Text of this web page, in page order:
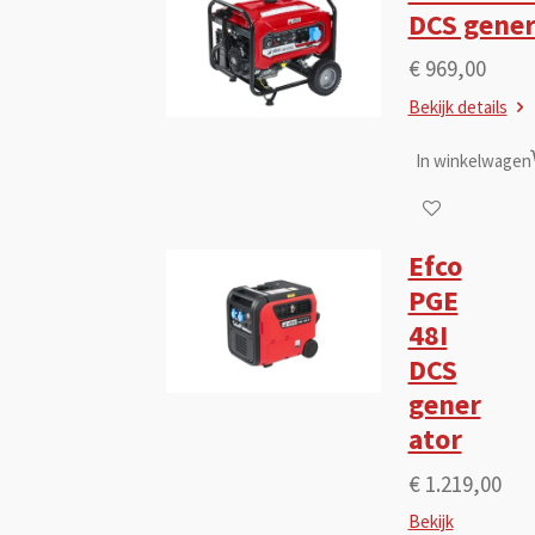
DCS
€ 969,00
Bekijk details
In winkelwagen
Efco
PGE
48I
DCS
gener
ator
€ 1.219,00
Bekijk